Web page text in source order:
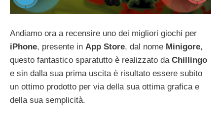
Andiamo ora a recensire uno dei migliori giochi per
iPhone, presente in App Store, dal nome Minigore,
questo fantastico sparatutto è realizzato da Chillingo
e sin dalla sua prima uscita è risultato essere subito
un ottimo prodotto per via della sua ottima grafica e
della sua semplicità.